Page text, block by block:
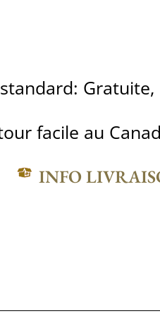
Gratuite,
facile au
INFO